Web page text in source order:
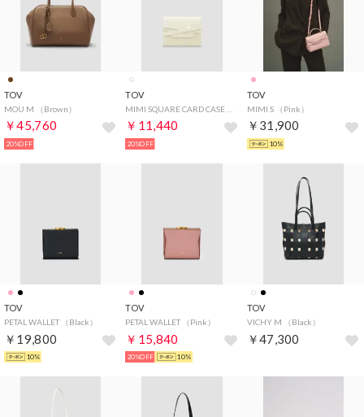
TOV
MOU M （Brown）
￥45,760
20%OFF
TOV
￥11,440
20%OFF
TOV
MIMI S （Pink）
￥31,900
10%
TOV
PETAL WALLET （Black）
￥19,800
10%
TOV
PETAL WALLET （Pink）
￥15,840
20%OFF 10%
TOV
VICHY M （Black）
￥47,300